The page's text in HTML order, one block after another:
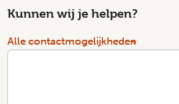
Kunnen wij je helpen?
Alle contactmogelijkheden